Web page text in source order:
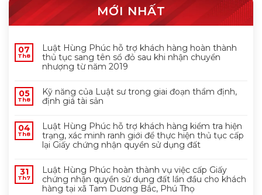
MỚI NHẤT
07
Th8
Luật Hùng Phúc hỗ trợ khách hàng hoàn thành
thủ tục sang tên sổ đỏ sau khi nhận chuyển
nhượng từ năm 2019
05
Th8
Kỹ năng của Luật sư trong giai đoạn thẩm định,
định giá tài sản
04
Th8
Luật Hùng Phúc hỗ trợ khách hàng kiểm tra hiện
trạng, xác minh ranh giới để thực hiện thủ tục cấp
lại Giấy chứng nhận quyền sử dụng đất
31
Th7
Luật Hùng Phúc hoàn thành vụ việc cấp Giấy
chứng nhận quyền sử dụng đất lần đầu cho khách
hàng tại xã Tam Dương Bắc, Phú Thọ